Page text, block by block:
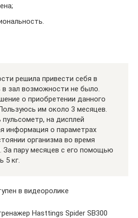
решила привести себя в
в зал возможности не было.
о приобретении данного
им около 3 месяцев.
на дисплей
информация о параметрах
организма во время
За пару месяцев с его помощью
5 кг.
в видеоролике
Hasttings Spider SB300